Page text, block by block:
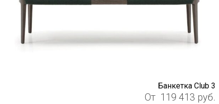
Банкетка Club 3
От 119 413 руб.